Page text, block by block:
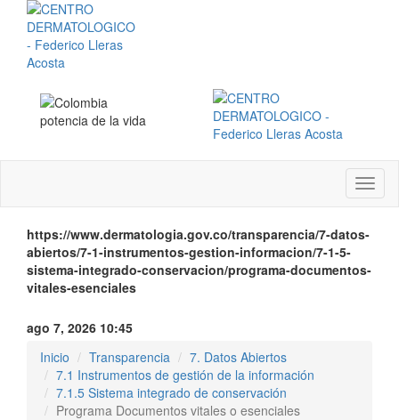
Menú
https://www.dermatologia.gov.co/transparencia/7-datos-
abiertos/7-1-instrumentos-gestion-informacion/7-1-5-
sistema-integrado-conservacion/programa-documentos-
vitales-esenciales
ago 7, 2026 10:45
Inicio
Transparencia
7. Datos Abiertos
7.1 Instrumentos de gestión de la información
7.1.5 Sistema integrado de conservación
Programa Documentos vitales o esenciales